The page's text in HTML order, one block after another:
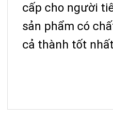
cấp cho người
sản phẩm có
cả thành tốt